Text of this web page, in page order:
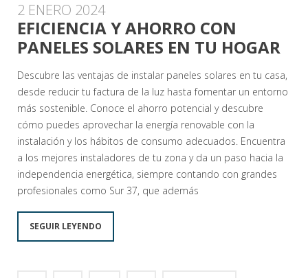
2 ENERO 2024
EFICIENCIA Y AHORRO CON
PANELES SOLARES EN TU HOGAR
Descubre las ventajas de instalar paneles solares en tu casa,
desde reducir tu factura de la luz hasta fomentar un entorno
más sostenible. Conoce el ahorro potencial y descubre
cómo puedes aprovechar la energía renovable con la
instalación y los hábitos de consumo adecuados. Encuentra
a los mejores instaladores de tu zona y da un paso hacia la
independencia energética, siempre contando con grandes
profesionales como Sur 37, que además
SEGUIR LEYENDO